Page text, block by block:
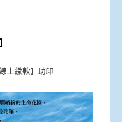
上繳款】助印